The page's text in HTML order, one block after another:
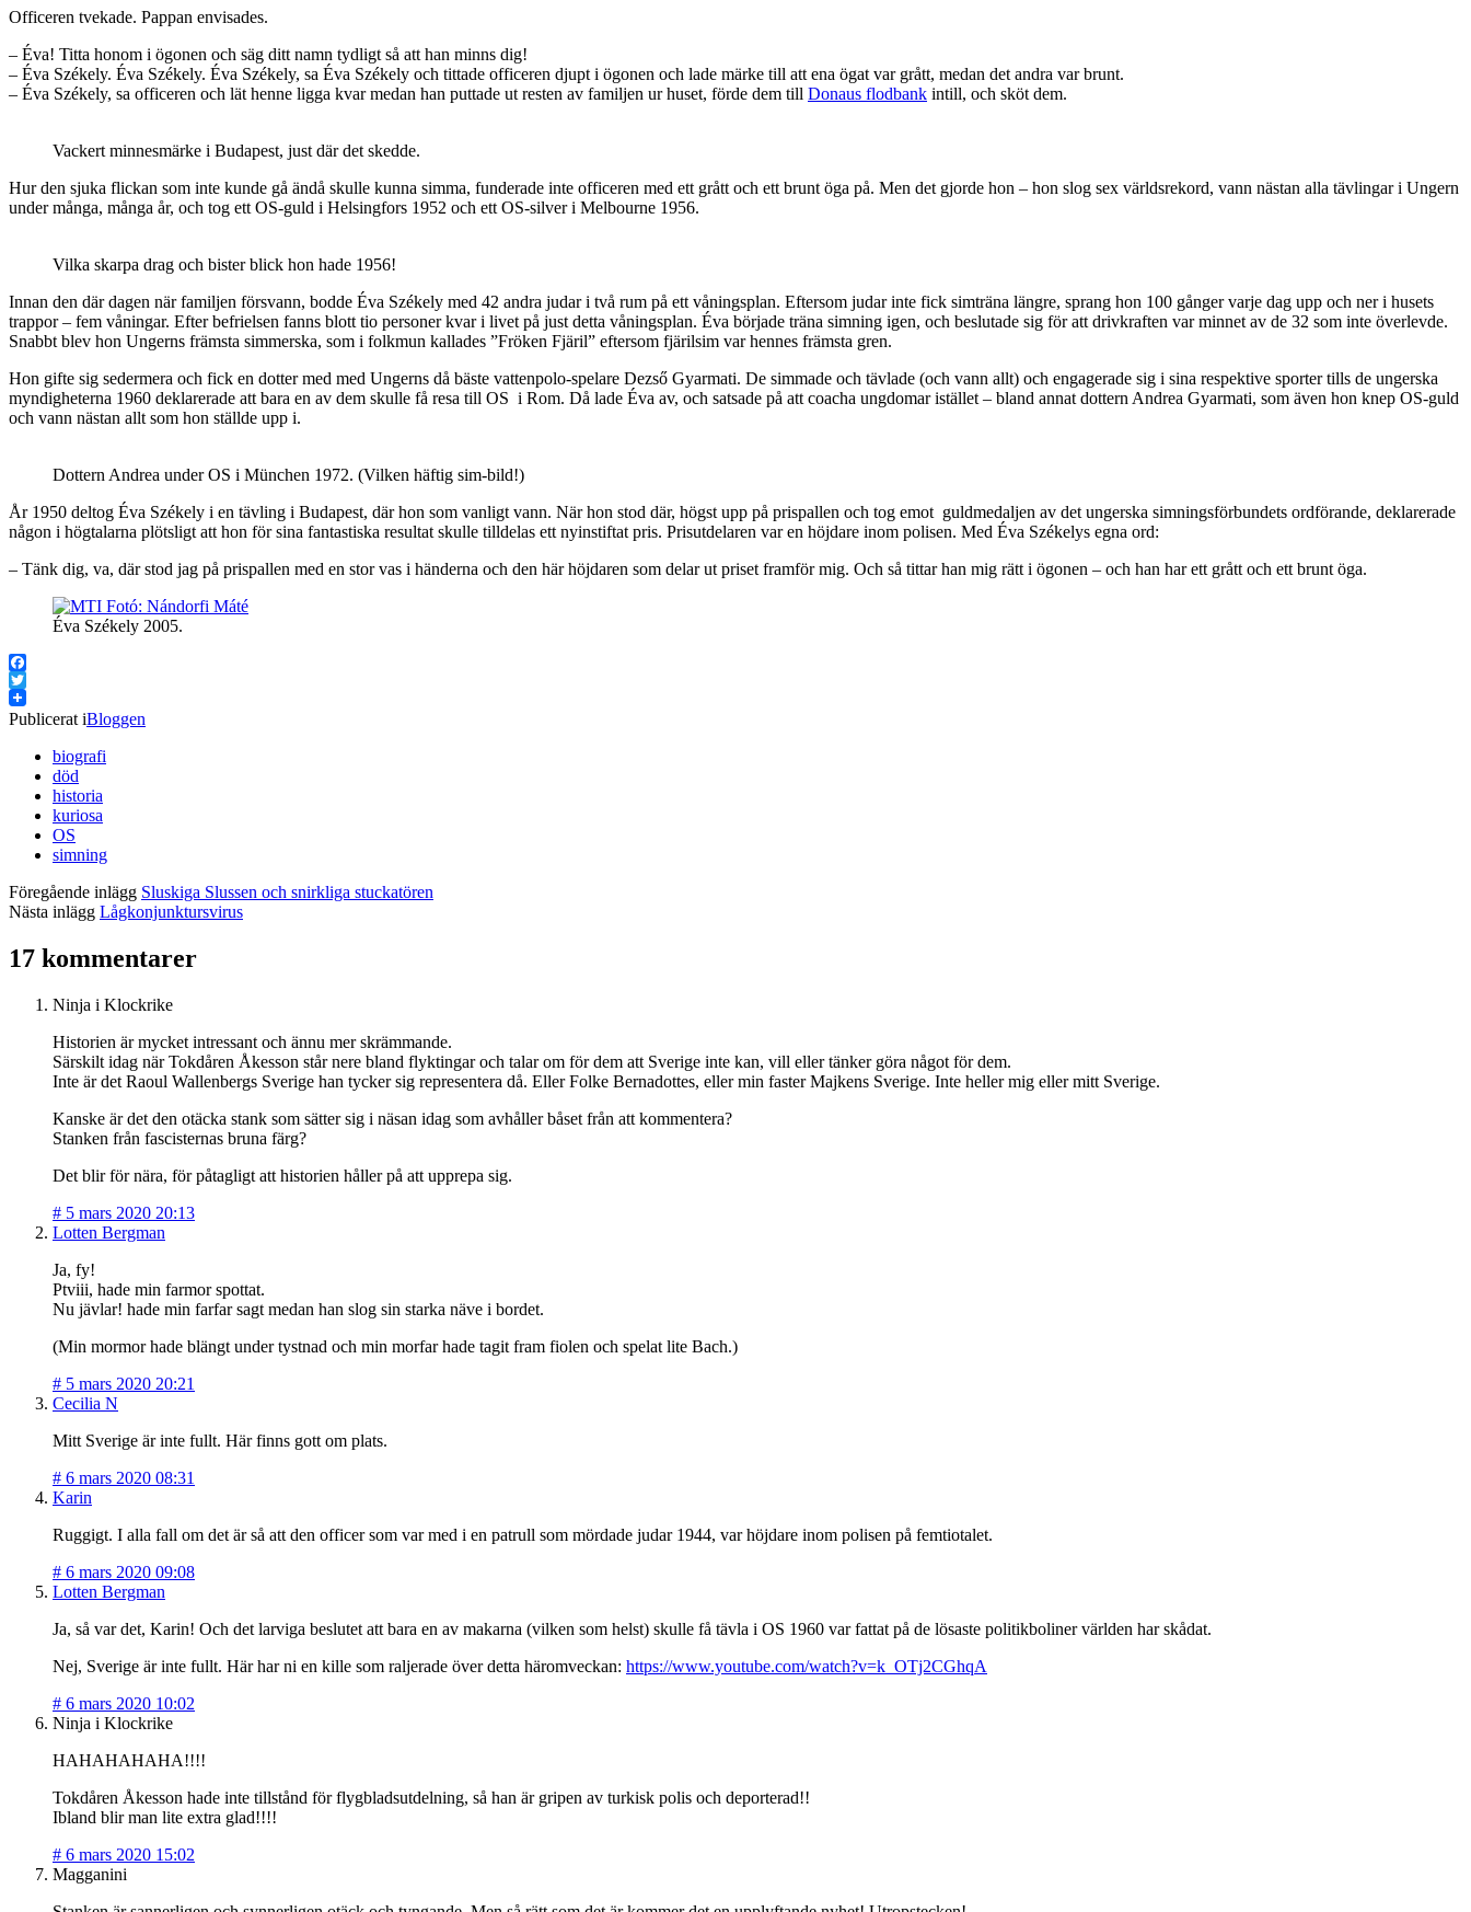
Officeren tvekade. Pappan envisades.
– Éva! Titta honom i ögonen och säg ditt namn tydligt så att han minns dig!
– Éva Székely. Éva Székely. Éva Székely, sa Éva Székely och tittade officeren djupt i ögonen och lade märke till att ena ögat var grått, medan det andra var brunt.
– Éva Székely, sa officeren och lät henne ligga kvar medan han puttade ut resten av familjen ur huset, förde dem till Donaus flodbank intill, och sköt dem.
Vackert minnesmärke i Budapest, just där det skedde.
Hur den sjuka flickan som inte kunde gå ändå skulle kunna simma, funderade inte officeren med ett grått och ett brunt öga på. Men det gjorde hon – hon slog sex världsrekord, vann nästan alla tävlingar i Ungern
under många, många år, och tog ett OS-guld i Helsingfors 1952 och ett OS-silver i Melbourne 1956.
Vilka skarpa drag och bister blick hon hade 1956!
Innan den där dagen när familjen försvann, bodde Éva Székely med 42 andra judar i två rum på ett våningsplan. Eftersom judar inte fick simträna längre, sprang hon 100 gånger varje dag upp och ner i husets
trappor – fem våningar. Efter befrielsen fanns blott tio personer kvar i livet på just detta våningsplan. Éva började träna simning igen, och beslutade sig för att drivkraften var minnet av de 32 som inte överlevde.
Snabbt blev hon Ungerns främsta simmerska, som i folkmun kallades ”Fröken Fjäril” eftersom fjärilsim var hennes främsta gren.
Hon gifte sig sedermera och fick en dotter med med Ungerns då bäste vattenpolo-spelare Dezső Gyarmati. De simmade och tävlade (och vann allt) och engagerade sig i sina respektive sporter tills de ungerska
myndigheterna 1960 deklarerade att bara en av dem skulle få resa till OS i Rom. Då lade Éva av, och satsade på att coacha ungdomar istället – bland annat dottern Andrea Gyarmati, som även hon knep OS-guld
och vann nästan allt som hon ställde upp i.
Dottern Andrea under OS i München 1972. (Vilken häftig sim-bild!)
År 1950 deltog Éva Székely i en tävling i Budapest, där hon som vanligt vann. När hon stod där, högst upp på prispallen och tog emot guldmedaljen av det ungerska simningsförbundets ordförande, deklarerade
någon i högtalarna plötsligt att hon för sina fantastiska resultat skulle tilldelas ett nyinstiftat pris. Prisutdelaren var en höjdare inom polisen. Med Éva Székelys egna ord:
– Tänk dig, va, där stod jag på prispallen med en stor vas i händerna och den här höjdaren som delar ut priset framför mig. Och så tittar han mig rätt i ögonen – och han har ett grått och ett brunt öga.
Éva Székely 2005.
Facebook
Twitter
Publicerat iBloggen
biografi
död
historia
kuriosa
OS
simning
Föregående inlägg Sluskiga Slussen och snirkliga stuckatören
Nästa inlägg Lågkonjunktursvirus
17 kommentarer
Ninja i Klockrike
Historien är mycket intressant och ännu mer skrämmande.
Särskilt idag när Tokdåren Åkesson står nere bland flyktingar och talar om för dem att Sverige inte kan, vill eller tänker göra något för dem.
Inte är det Raoul Wallenbergs Sverige han tycker sig representera då. Eller Folke Bernadottes, eller min faster Majkens Sverige. Inte heller mig eller mitt Sverige.
Kanske är det den otäcka stank som sätter sig i näsan idag som avhåller båset från att kommentera?
Stanken från fascisternas bruna färg?
Det blir för nära, för påtagligt att historien håller på att upprepa sig.
# 5 mars 2020 20:13
Lotten Bergman
Ja, fy!
Ptviii, hade min farmor spottat.
Nu jävlar! hade min farfar sagt medan han slog sin starka näve i bordet.
(Min mormor hade blängt under tystnad och min morfar hade tagit fram fiolen och spelat lite Bach.)
# 5 mars 2020 20:21
Cecilia N
Mitt Sverige är inte fullt. Här finns gott om plats.
# 6 mars 2020 08:31
Karin
Ruggigt. I alla fall om det är så att den officer som var med i en patrull som mördade judar 1944, var höjdare inom polisen på femtiotalet.
# 6 mars 2020 09:08
Lotten Bergman
Ja, så var det, Karin! Och det larviga beslutet att bara en av makarna (vilken som helst) skulle få tävla i OS 1960 var fattat på de lösaste politikboliner världen har skådat.
Nej, Sverige är inte fullt. Här har ni en kille som raljerade över detta häromveckan: https://www.youtube.com/watch?v=k_OTj2CGhqA
# 6 mars 2020 10:02
Ninja i Klockrike
HAHAHAHAHA!!!!
Tokdåren Åkesson hade inte tillstånd för flygbladsutdelning, så han är gripen av turkisk polis och deporterad!!
Ibland blir man lite extra glad!!!!
# 6 mars 2020 15:02
Magganini